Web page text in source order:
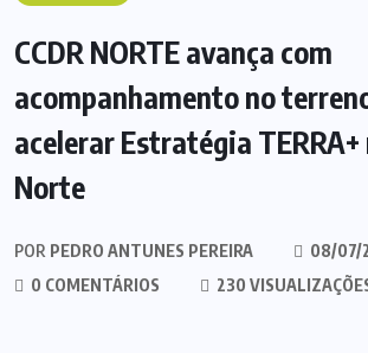
CCDR NORTE avança com
acompanhamento no
acelerar Estratégia TERRA+
Norte
POR PEDRO ANTUNES PEREIRA
08/07/
0 COMENTÁRIOS
230